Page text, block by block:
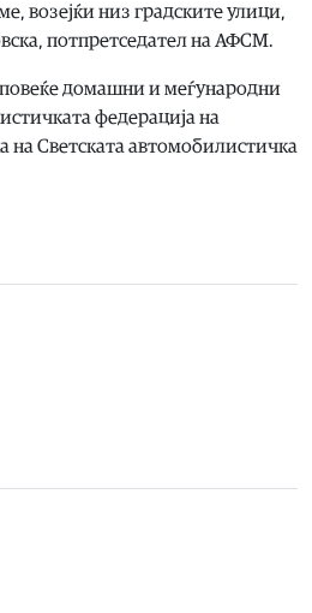
возејќи низ градските улици,
потпретседател на АФСМ.
домашни и меѓународни
федерација на
на Светската автомобилистичка